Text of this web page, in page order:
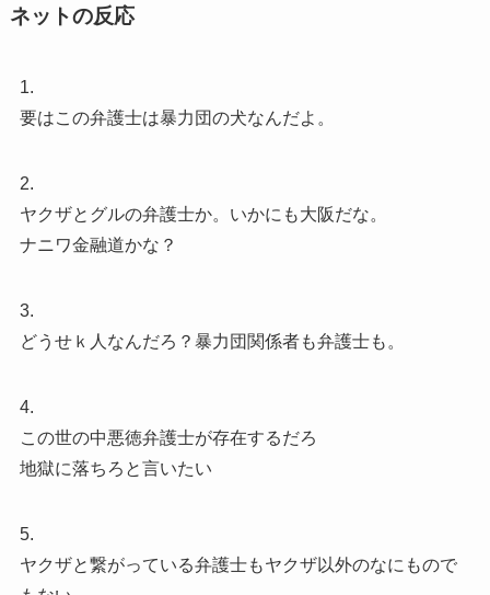
ネットの反応
1.
要はこの弁護士は暴力団の犬なんだよ。
2.
ヤクザとグルの弁護士か。いかにも大阪だな。
ナニワ金融道かな？
3.
どうせｋ人なんだろ？暴力団関係者も弁護士も。
4.
この世の中悪徳弁護士が存在するだろ
地獄に落ちろと言いたい
5.
ヤクザと繋がっている弁護士もヤクザ以外のなにもので